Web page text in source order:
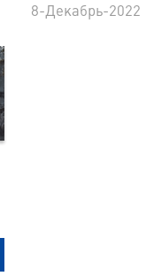
8-Декабрь-2022